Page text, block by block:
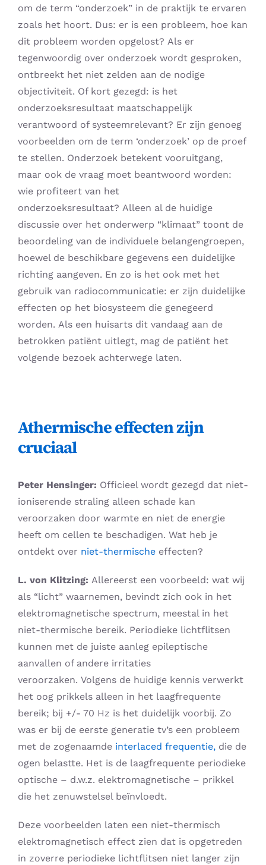
om de term “onderzoek” in de praktijk te ervaren
zoals het hoort. Dus: er is een probleem, hoe kan
dit probleem worden opgelost? Als er
tegenwoordig over onderzoek wordt gesproken,
ontbreekt het niet zelden aan de nodige
objectiviteit. Of kort gezegd: is het
onderzoeksresultaat maatschappelijk
verantwoord of systeemrelevant? Er zijn genoeg
voorbeelden om de term ‘onderzoek’ op de proef
te stellen. Onderzoek betekent vooruitgang,
maar ook de vraag moet beantwoord worden:
wie profiteert van het
onderzoeksresultaat? Alleen al de huidige
discussie over het onderwerp “klimaat” toont de
beoordeling van de individuele belangengroepen,
hoewel de beschikbare gegevens een duidelijke
richting aangeven. En zo is het ook met het
gebruik van radiocommunicatie: er zijn duidelijke
effecten op het biosysteem die genegeerd
worden. Als een huisarts dit vandaag aan de
betrokken patiënt uitlegt, mag de patiënt het
volgende bezoek achterwege laten.
Athermische effecten zijn
cruciaal
Peter Hensinger: Officieel wordt gezegd dat niet-
ioniserende straling alleen schade kan
veroorzaken door warmte en niet de energie
heeft om cellen te beschadigen. Wat heb je
ontdekt over niet-thermische effecten?
L. von Klitzing: Allereerst een voorbeeld: wat wij
als “licht” waarnemen, bevindt zich ook in het
elektromagnetische spectrum, meestal in het
niet-thermische bereik. Periodieke lichtflitsen
kunnen met de juiste aanleg epileptische
aanvallen of andere irritaties
veroorzaken. Volgens de huidige kennis verwerkt
het oog prikkels alleen in het laagfrequente
bereik; bij +/- 70 Hz is het duidelijk voorbij. Zo
was er bij de eerste generatie tv’s een probleem
met de zogenaamde interlaced frequentie, die de
ogen belastte. Het is de laagfrequente periodieke
optische – d.w.z. elektromagnetische – prikkel
die het zenuwstelsel beïnvloedt.
Deze voorbeelden laten een niet-thermisch
elektromagnetisch effect zien dat is opgetreden
in zoverre periodieke lichtflitsen niet langer zijn